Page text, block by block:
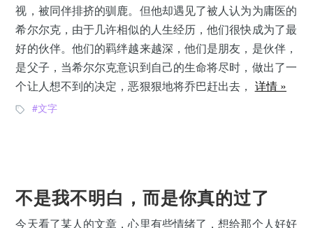
视，被同伴排挤的驯鹿。但他却遇见了被人认为为庸医的
希尔尔克，由于几许相似的人生经历，他们很快成为了最
好的伙伴。他们的羁绊越来越深，他们是朋友，是伙伴，
是父子，当希尔尔克意识到自己的生命将尽时，做出了一
个让人想不到的决定，恶狠狠地将乔巴赶出去， 详情 »
文字
不是我不明白，而是你真的过了
今天看了某人的文章，心里有些情绪了，想给那个人好好